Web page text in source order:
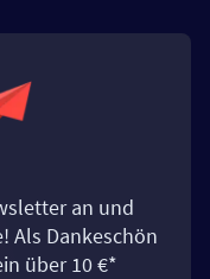
an und
Als Dankeschön
über 10 €*